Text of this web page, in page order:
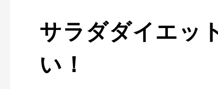
サラダダイエッ
い！